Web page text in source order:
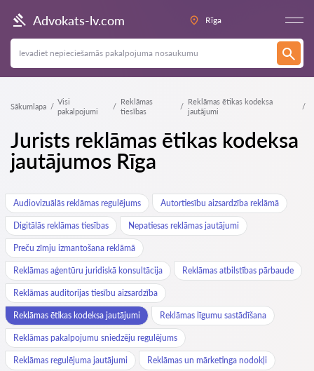
Advokats-lv.com Rīga
Sākumlapa
Visi
pakalpojumi
Reklāmas
tiesības
Reklāmas ētikas kodeksa
jautājumi
Jurists reklāmas ētikas kodeksa
jautājumos Rīga
Audiovizuālās reklāmas regulējums Autortiesību aizsardzība reklāmā
Digitālās reklāmas tiesības Nepatiesas reklāmas jautājumi
Preču zīmju izmantošana reklāmā
Reklāmas aģentūru juridiskā konsultācija Reklāmas atbilstības pārbaude
Reklāmas auditorijas tiesību aizsardzība
Reklāmas ētikas kodeksa jautājumi Reklāmas līgumu sastādīšana
Reklāmas pakalpojumu sniedzēju regulējums
Reklāmas regulējuma jautājumi Reklāmas un mārketinga nodokļi